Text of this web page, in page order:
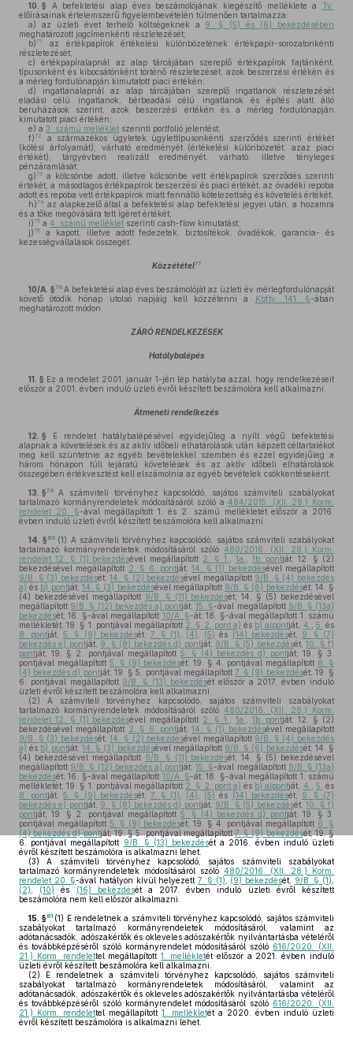
10. § A befektetési alap éves beszámolójának kiegészítő melléklete a Tv.
előírásainak értelemszerű figyelembevételén túlmenően tartalmazza:
a) az üzleti évet terhelő költségeknek a 9. § (5) és (6) bekezdésében
meghatározott jogcímenkénti részletezését;
b)71
az értékpapírok értékelési különbözetének értékpapír-sorozatonkénti
részletezését;
c) értékpapíralapnál az alap tárcájában szereplő értékpapírok fajtánként,
típusonként és kibocsátónként történő részletezését, azok beszerzési értékén és
a mérleg fordulónapján kimutatott piaci értékén;
d) ingatlanalapnál az alap tárcájában szereplő ingatlanok részletezését
eladási célú ingatlanok, bérbeadási célú ingatlanok és építés alatt álló
beruházások szerint, azok beszerzési értékén és a mérleg fordulónapján
kimutatott piaci értékén;
e) a 3. számú melléklet szerinti portfolió jelentést;
f)72
a származékos ügyletek ügylettípusonkénti szerződés szerinti értékét
(kötési árfolyamát), várható eredményét (értékelési különbözetét, azaz piaci
értékét), tárgyévben realizált eredményét, várható, illetve tényleges
pénzáramlását;
g)73 a kölcsönbe adott, illetve kölcsönbe vett értékpapírok szerződés szerinti
értékét, a másodlagos értékpapírok beszerzési és piaci értékét, az óvadéki repoba
adott és repoba vett értékpapírok miatt fennálló kötelezettség és követelés értékét;
h)74 az alapkezelő által a befektetési alap befektetési jegyei után, a hozamra
és a tőke megóvására tett ígéret értékét;
i)75 a 4. számú melléklet szerinti cash-flow kimutatást;
j)76
a kapott, illetve adott fedezetek, biztosítékok, óvadékok, garancia- és
kezességvállalások összegét.
Közzététel77
10/A. §78 A befektetési alap éves beszámolóját az üzleti év mérlegfordulónapját
követő ötödik hónap utolsó napjáig kell közzétenni a
Kbftv. 141. §-ában
meghatározott módon.
ZÁRÓ RENDELKEZÉSEK
Hatálybalépés
11. § Ez a rendelet 2001. január 1-jén lép hatályba azzal, hogy rendelkezéseit
először a 2001. évben induló üzleti évről készített beszámolóra kell alkalmazni.
Átmeneti rendelkezés
12. § E rendelet hatálybalépésével egyidejűleg a nyílt végű befektetési
alapnak a követelések és az aktív időbeli elhatárolások után képzett céltartalékot
meg kell szüntetnie az egyéb bevételekkel szemben és ezzel egyidejűleg a
három hónapon túli lejáratú követelések és az aktív időbeli elhatárolások
összegében értékvesztést kell elszámolnia az egyéb bevételek csökkentéseként.
13. §79
A számviteli törvényhez kapcsolódó, sajátos számviteli szabályokat
tartalmazó kormányrendeletek módosításáról szóló a484/2015. (XII. 29.) Korm.
rendelet 20. §-ával megállapított 1. és 2. számú mellékletét először a 2016.
évben induló üzleti évről készített beszámolóra kell alkalmazni.
14. § 80 (1) A számviteli törvényhez kapcsolódó, sajátos számviteli szabályokat
tartalmazó kormányrendeletek módosításáról szóló 480/2016. (XII. 28.) Korm.
rendelet 12. § (1) bekezdésével megállapított 2. § 1. 1a. 1b. pontját; 12. § (2)
bekezdésével megállapított 2. § 6. pontját;14. § (1) bekezdésével megállapított
9/B. § (3) bekezdését;14. § (2) bekezdésével megállapított 9/B. § (4) bekezdés
a) és b) pontját; 14. § (3) bekezdésével megállapított 9/B. § (6) bekezdését; 14. §
(4) bekezdésével megállapított 9/B. § (11) bekezdését; 14. § (5) bekezdésével
megállapított 9/B. § (12) bekezdés a) pontját;15. §-ával megállapított 9/B. § (13a)
bekezdését; 16. §-ával megállapított 10/A. §-át; 18. §-ával megállapított 1. számú
mellékletét; 19. § 1. pontjával megállapított 2. § 2. pont a) és b) alpontját, 4. 5. és
8. pontját,5. § (9) bekezdését, 7. § (1) (4) (5) és (14) bekezdését,
9. § (7)
bekezdés e) pontját, 9. § (8) bekezdés d) pontját, 9/B. § (5) bekezdését,10. § f)
pontját; 19. § 2. pontjával megállapított 5. § (4) bekezdés d) pontját; 19. § 3.
pontjával megállapított 5. § (9) bekezdését; 19. § 4. pontjával megállapított 6. §
(4) bekezdés d) pontját; 19. § 5. pontjával megállapított 7. § (9) bekezdését; 19. §
6. pontjával megállapított 9/B. § (13) bekezdését először a 2017. évben induló
üzleti évről készített beszámolóra kell alkalmazni.
(2) A számviteli törvényhez kapcsolódó, sajátos számviteli szabályokat
tartalmazó kormányrendeletek módosításáról szóló 480/2016. (XII. 28.) Korm.
rendelet 12. § (1) bekezdésével megállapított 2. § 1. 1a. 1b. pontját; 12. § (2)
bekezdésével megállapított 2. § 6. pontját;14. § (1) bekezdésével megállapított
9/B. § (3) bekezdését;14. § (2) bekezdésével megállapított 9/B. § (4) bekezdés
a) és b) pontját; 14. § (3) bekezdésével megállapított 9/B. § (6) bekezdését; 14. §
(4) bekezdésével megállapított 9/B. § (11) bekezdését; 14. § (5) bekezdésével
megállapított 9/B. § (12) bekezdés a) pontját;15. §-ával megállapított 9/B. § (13a)
bekezdését; 16. §-ával megállapított 10/A. §-át; 18. §-ával megállapított 1. számú
mellékletét; 19. § 1. pontjával megállapított 2. § 2. pont a) és b) alpontját, 4. 5. és
8. pontját,5. § (9) bekezdését, 7. § (1) (4) (5) és (14) bekezdését,
9. § (7)
bekezdés e) pontját, 9. § (8) bekezdés d) pontját, 9/B. § (5) bekezdését,10. § f)
pontját; 19. § 2. pontjával megállapított 5. § (4) bekezdés d) pontját; 19. § 3.
pontjával megállapított 5. § (9) bekezdését; 19. § 4. pontjával megállapított 6. §
(4) bekezdés d) pontját; 19. § 5. pontjával megállapított 7. § (9) bekezdését; 19. §
6. pontjával megállapított 9/B. § (13) bekezdését a 2016. évben induló üzleti
évről készített beszámolóra is alkalmazni lehet.
(3) A számviteli törvényhez kapcsolódó, sajátos számviteli szabályokat
tartalmazó kormányrendeletek módosításáról szóló 480/2016. (XII. 28.) Korm.
rendelet 20. §-ával hatályon kívül helyezett7. § (1) (9) bekezdését, 9/B. § (1)
(2)
(10) és (16) bekezdését a 2017. évben induló üzleti évről készített
beszámolóra nem kell először alkalmazni.
15. §81 (1) E rendeletnek a számviteli törvényhez kapcsolódó, sajátos számviteli
szabályokat tartalmazó kormányrendeletek módosításáról, valamint az
adótanácsadók, adószakértők és okleveles adószakértők nyilvántartásba vételéről
és továbbképzéséről szóló kormányrendelet módosításáról szóló 616/2020. (XII.
21.) Korm. rendelettel megállapított1. mellékletét először a 2021. évben induló
üzleti évről készített beszámolóra kell alkalmazni.
(2) E rendeletnek a számviteli törvényhez kapcsolódó, sajátos számviteli
szabályokat tartalmazó kormányrendeletek módosításáról, valamint az
adótanácsadók, adószakértők és okleveles adószakértők nyilvántartásba vételéről
és továbbképzéséről szóló kormányrendelet módosításáról szóló 616/2020. (XII.
21.) Korm. rendelettel megállapított1. mellékletét a 2020. évben induló üzleti
évről készített beszámolóra is alkalmazni lehet.